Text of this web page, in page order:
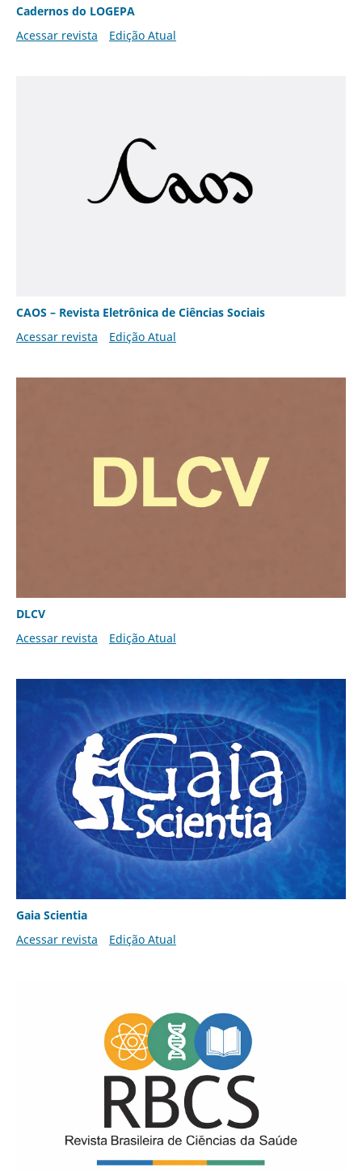
Cadernos do LOGEPA
Acessar revista
Edição Atual
CAOS – Revista Eletrônica de Ciências Sociais
Acessar revista
Edição Atual
DLCV
Acessar revista
Edição Atual
Gaia Scientia
Acessar revista
Edição Atual